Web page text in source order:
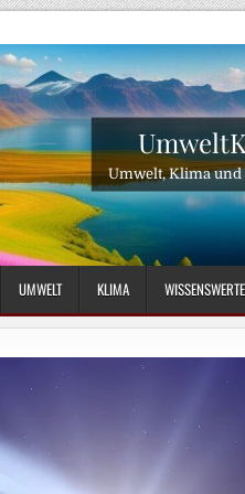
Umwelt, Klima
UMWELT KLIMA